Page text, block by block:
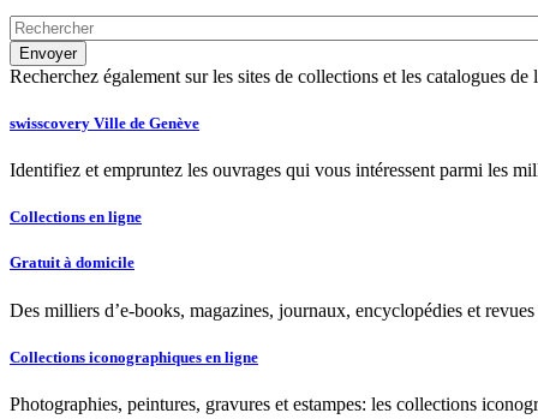
Recherchez également sur les sites de collections et les catalogues
swisscovery Ville de Genève
Identifiez et empruntez les ouvrages qui vous intéressent parmi les
Collections en ligne
Gratuit à domicile
Des milliers d’e-books, magazines, journaux, encyclopédies et
Collections iconographiques en ligne
Photographies, peintures, gravures et estampes: les collections